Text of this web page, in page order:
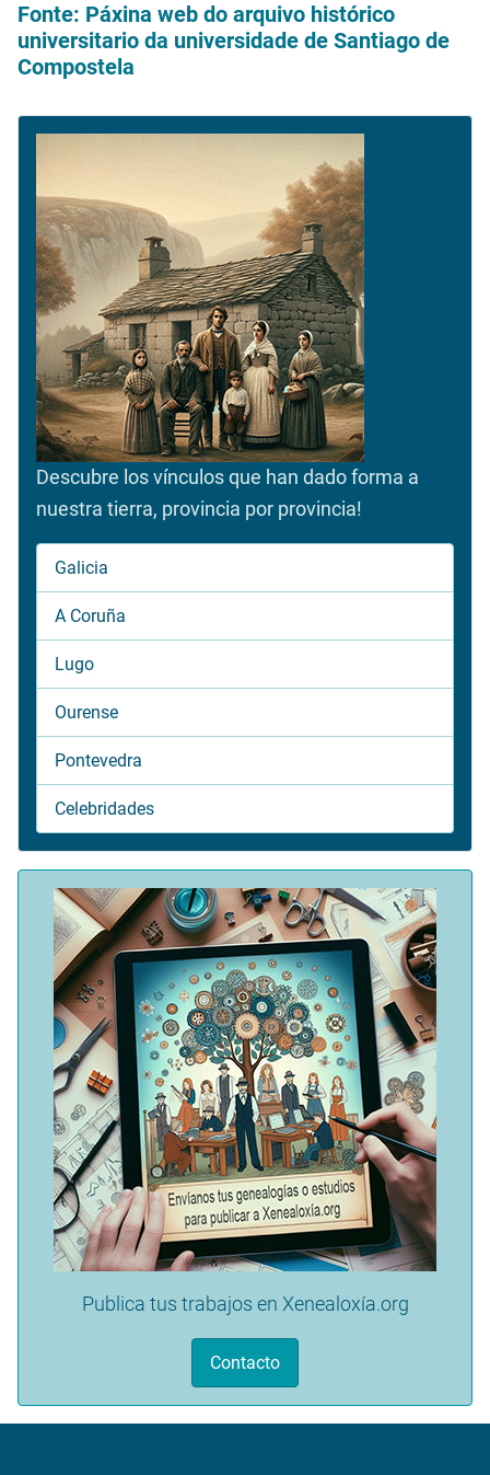
Fonte: Páxina web do arquivo histórico
universitario da universidade de Santiago de
Compostela
Descubre los vínculos que han dado forma a
nuestra tierra, provincia por provincia!
Galicia
A Coruña
Lugo
Ourense
Pontevedra
Celebridades
Publica tus trabajos en Xenealoxía.org
Contacto